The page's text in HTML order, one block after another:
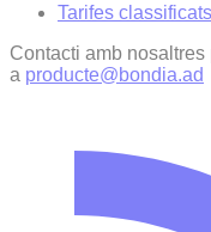
Tarifes classificats
Contacti amb
a producte@bondia.ad